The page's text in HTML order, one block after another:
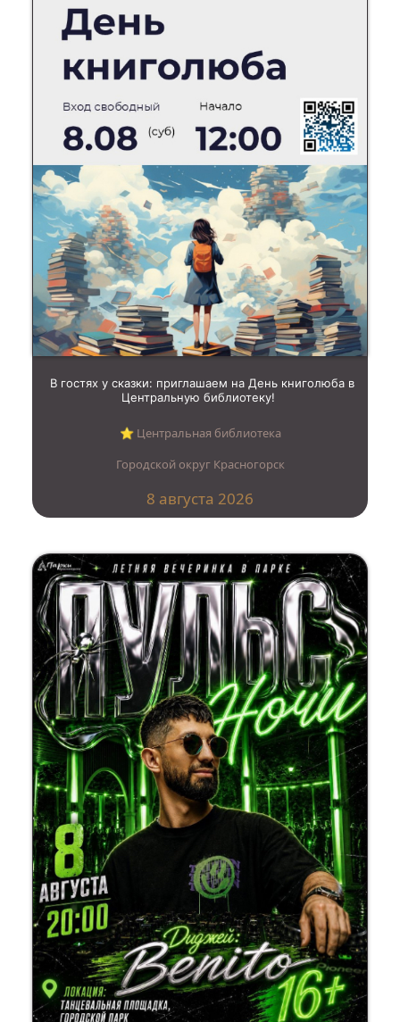
В гостях у сказки: приглашаем на День книголюба в
Центральную библиотеку!
⭐︎ Центральная библиотека
Городской округ Красногорск
8 августа 2026